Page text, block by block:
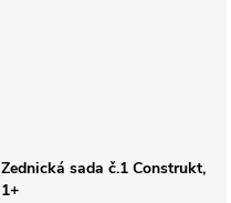
Zednická sada č.1 Construkt,
1+